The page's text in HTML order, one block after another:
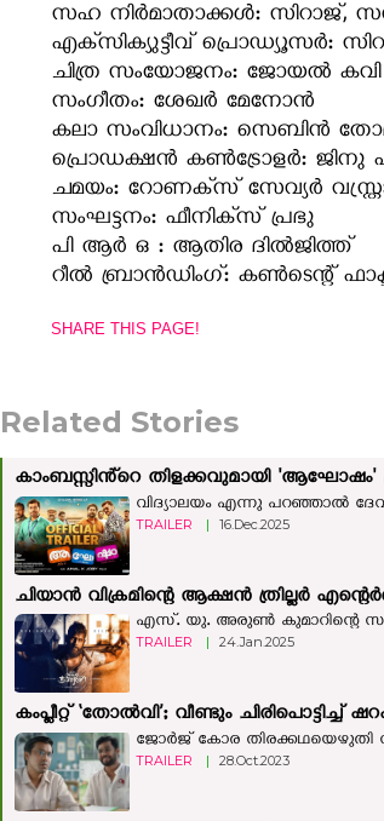
സഹ നിര്‍മാതാക്കള്‍: സിറാജ്,
എക്‌സിക്യുട്ടീവ് പ്രൊഡ്യൂസര്‍:
ചിത്ര സംയോജനം: ജോയല്‍ കവി
സംഗീതം: ശേഖര്‍ മേനോന്‍
കലാ സംവിധാനം: സെബിന്‍
പ്രൊഡക്ഷന്‍ കണ്‍ട്രോളര്‍: ജിനു
ചമയം: റോണക്‌സ് സേവ്യര്‍
സംഘട്ടനം: ഫീനിക്‌സ് പ്രഭു
പി ആര്‍ ഒ : ആതിര ദില്‍ജിത്ത്
റീല്‍ ബ്രാന്‍ഡിംഗ്: കണ്‍ടെന്റ്
SHARE THIS PAGE!
Related Stories
കാംബസ്സിൻ്റെ തിളക്കവുമായി 'ആഘോഷം'
വിദ്യാലയം എന്നു പറഞ്ഞാൽ
TRAILER | 16.Dec.2025
ചിയാൻ വിക്രമിന്റെ ആക്ഷൻ ത്രില്ലർ
എസ്. യു. അരുൺ കുമാറിന്റെ
TRAILER | 24.Jan.2025
കംപ്ലീറ്റ് ‘തോൽവി’; വീണ്ടും
ജോർജ് കോര തിരക്കഥയെഴുതി
TRAILER | 28.Oct.2023